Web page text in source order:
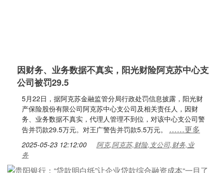
因财务、业务数据不真实，阳光财险阿克苏中心支
公司被罚29.5
5月22日，据阿克苏金融监管分局行政处罚信息披露，阳光财
产保险股份有限公司阿克苏中心支公司及相关责任人，因财
务、业务数据不真实，代理人管理不到位，对该中心支公司警
告并罚款29.5万元。对王广警告并罚款5.5万元。 ……更多
2025-05-23 12:12:00
阿克,阿克苏,财险,支公司,财务,业
务